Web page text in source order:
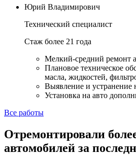
Юрий Владимирович
Технический специалист
Стаж более 21 года
Мелкий-средний ремонт
Плановое техническое
масла, жидкостей,
Выявление и устранение
Установка на авто
Все работы
Отремонтировали
автомобилей за